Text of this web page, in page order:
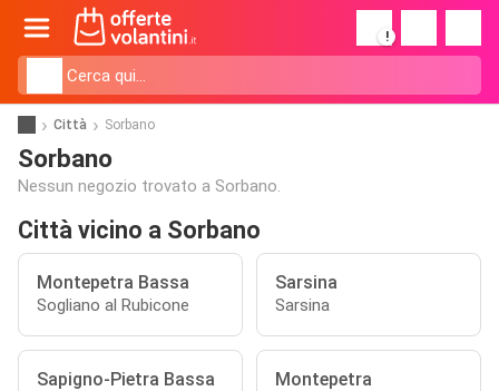
!
Città Sorbano
Sorbano
Nessun negozio trovato a Sorbano.
Città vicino a Sorbano
Montepetra Bassa
Sogliano al Rubicone
Sarsina
Sarsina
Sapigno-Pietra Bassa Montepetra